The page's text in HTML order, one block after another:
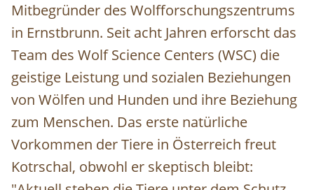
Mitbegründer des Wolfforschungszentrums
in Ernstbrunn. Seit acht Jahren erforscht das
Team des Wolf Science Centers (WSC) die
geistige Leistung und sozialen Beziehungen
von Wölfen und Hunden und ihre Beziehung
zum Menschen. Das erste natürliche
Vorkommen der Tiere in Österreich freut
Kotrschal, obwohl er skeptisch bleibt: